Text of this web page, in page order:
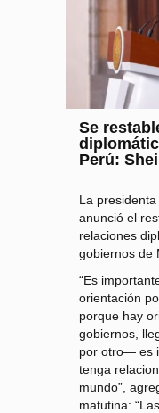
Se
Perú:
La
anunció el
relaciones
gobiernos de
“Es
orientación
porque hay
gobiernos,
por otro— es
tenga
mundo”,
matutina: